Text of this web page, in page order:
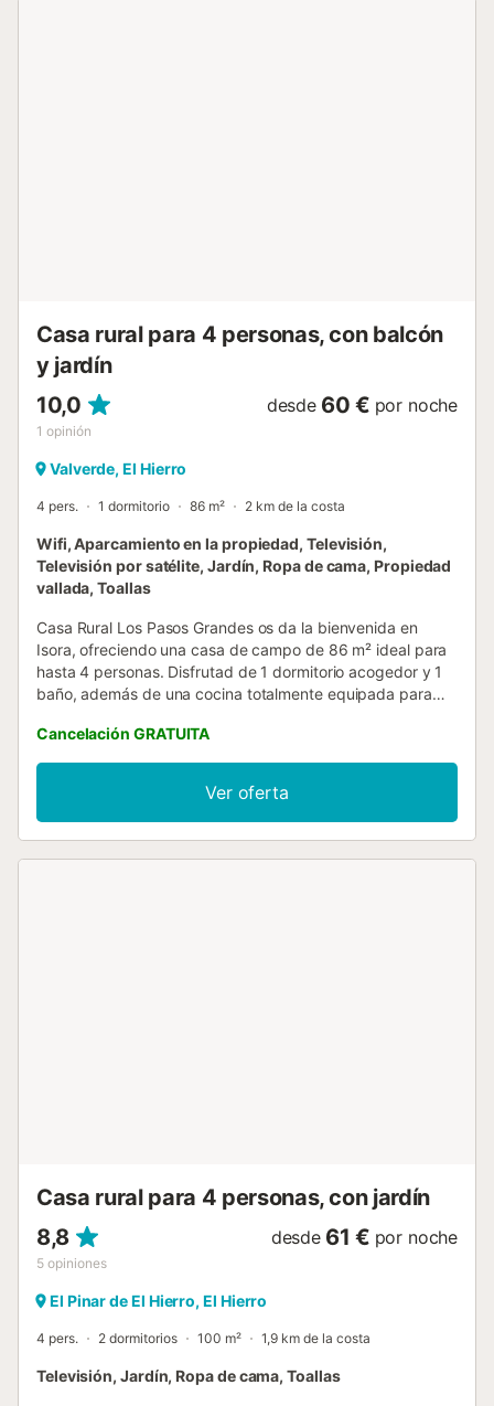
Casa rural para 4 personas, con balcón
y jardín
10,0
1 opinión
desde 60 € por noche
Valverde, El Hierro
4 pers. 1 dormitorio 86 m² 2 km de la costa
Wifi, Aparcamiento en la propiedad, Televisión,
Televisión por satélite, Jardín, Ropa de cama, Propiedad
vallada, Toallas
Casa Rural Los Pasos Grandes os da la bienvenida en
Isora, ofreciendo una casa de campo de 86 m² ideal para
hasta 4 personas. Disfrutad de 1 dormitorio acogedor y 1
baño, además de una cocina totalmente equipada para
televisión, calefacción mediante estufa móvil, ventilador y
lavadora para que vuestra estancia sea confortable. Es
una casa en medio del campo en un entorno rural. Casa
ideal para parejas y familias con hijos mayores. Salid al
jardín privado, balcón y terraza descubierta para
Cancelación GRATUITA
Ver oferta
Casa rural para 4 personas, con jardín
8,8
5 opiniones
desde 61 € por noche
El Pinar de El Hierro, El Hierro
4 pers. 2 dormitorios 100 m² 1,9 km de la costa
Televisión, Jardín, Ropa de cama, Toallas